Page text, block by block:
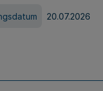
20.07.2026